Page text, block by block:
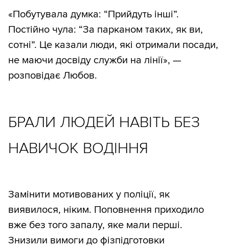
«Побутувала думка: “Прийдуть інші”.
Постійно чула: “За парканом таких, як ви,
сотні”. Це казали люди, які отримали посади,
не маючи досвіду служби на лінії», —
розповідає Любов.
БРАЛИ ЛЮДЕЙ НАВІТЬ БЕЗ
НАВИЧОК ВОДІННЯ
Замінити мотивованих у поліції, як
виявилося, ніким. Поповнення приходило
вже без того запалу, яке мали перші.
Знизили вимоги до фізпідготовки